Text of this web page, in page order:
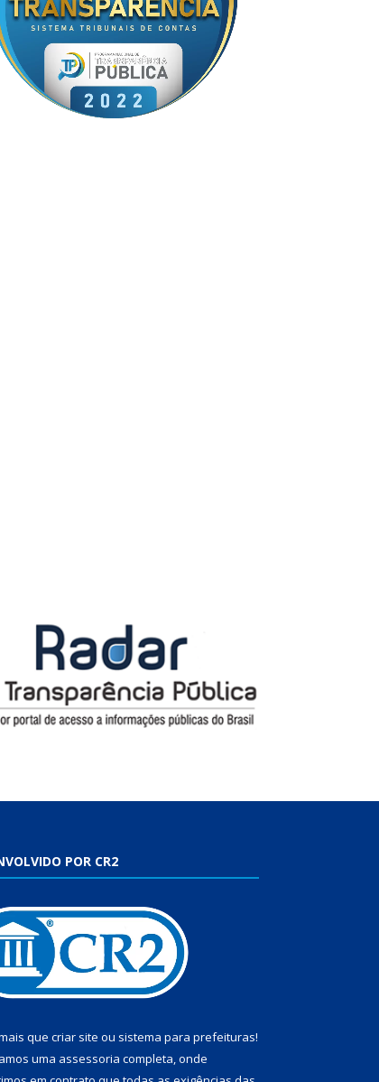
POR CR2
que criar site ou sistema para prefeituras!
uma assessoria completa, onde